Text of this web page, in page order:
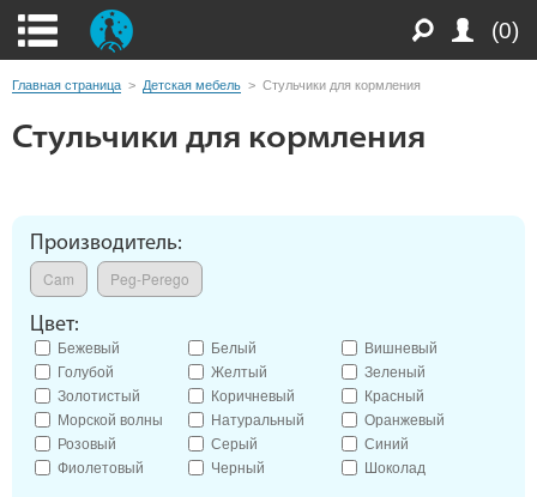
(0)
Главная страница > Детская мебель > Стульчики для кормления
Стульчики для кормления
Производитель:
Cam Peg-Perego
Цвет:
Бежевый Белый
Вишневый
Голубой
Желтый
Зеленый
Золотистый
Коричневый
Красный
Морской волны
Натуральный
Оранжевый
Розовый
Серый
Синий
Фиолетовый
Черный Шоколад